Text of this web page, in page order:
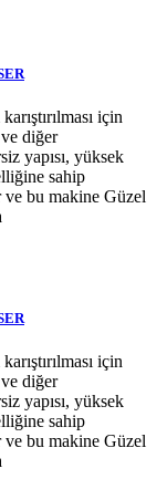
için
diğer
yapısı, yüksek
sahip
ve bu makine Güzel
için
diğer
yapısı, yüksek
sahip
ve bu makine Güzel